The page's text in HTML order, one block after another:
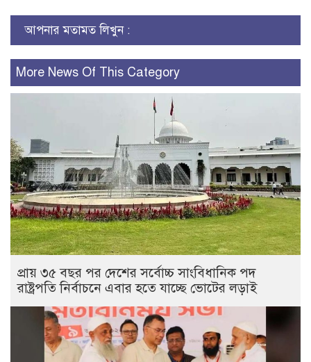
আপনার মতামত লিখুন :
More News Of This Category
প্রায় ৩৫ বছর পর দেশের সর্বোচ্চ সাংবিধানিক পদ
রাষ্ট্রপতি নির্বাচনে এবার হতে যাচ্ছে ভোটের লড়াই